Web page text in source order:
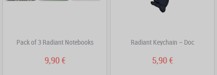
Pack of 3 Radiant Notebooks
9,90 €
Radiant Keychain – Doc
5,90 €